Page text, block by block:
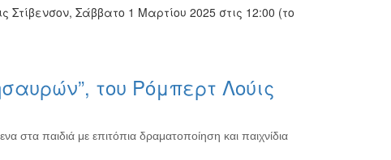
Σάββατο 1 Μαρτίου 2025 στις 12:00 (το
του Ρόμπερτ Λούις
στα παιδιά με επιτόπια δραματοποίηση και παιχνίδια